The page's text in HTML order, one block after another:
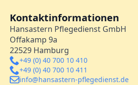
Kontaktinformationen
Hansastern Pflegedienst GmbH
Offakamp 9a
22529 Hamburg
+49 (0) 40 700 10 410
+49 (0) 40 700 10 411
info@hansastern-pflegedienst.de